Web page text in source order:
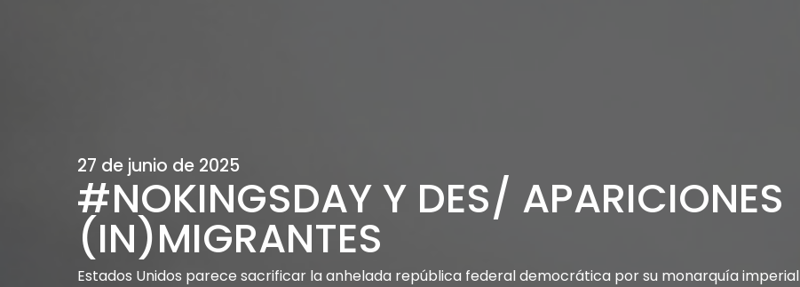
27 de junio de 2025
#NOKINGSDAY Y DES/ APARICIONES
(IN)MIGRANTES
Estados Unidos parece sacrificar la anhelada república federal democrática por su monarquía imperial